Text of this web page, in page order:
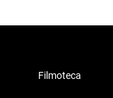
Filmoteca